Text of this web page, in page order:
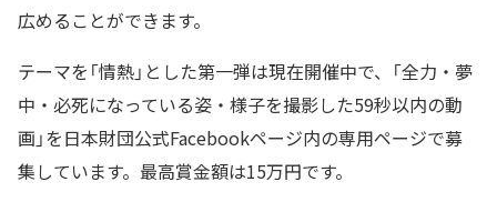
広めることができます。
テーマを「情熱」とした第一弾は現在開催中で、「全力・夢
中・必死になっている姿・様子を撮影した59秒以内の動
画」を日本財団公式Facebookページ内の専用ページで募
集しています。最高賞金額は15万円です。